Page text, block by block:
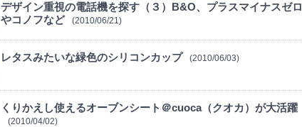
デザイン重視の電話機を探す（３）B&O、プラスマイナスゼロ
やコノフなど
(2010/06/21)
レタスみたいな緑色のシリコンカップ (2010/06/03)
くりかえし使えるオーブンシート＠cuoca（クオカ）が大活躍
(2010/04/02)